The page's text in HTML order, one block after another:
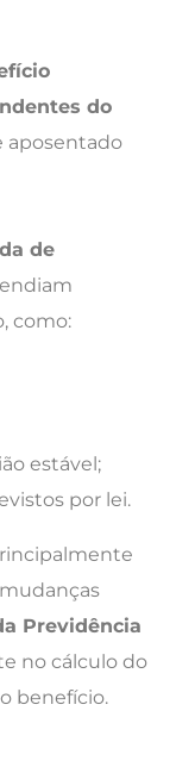
do
aposentado
de
como:
estável;
por lei.
Previdência
no cálculo do
benefício.